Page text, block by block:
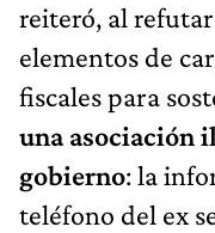
reiteró, al
elementos de
fiscales para
una asociación
gobierno: la
teléfono del ex